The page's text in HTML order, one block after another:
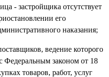
- застройщика отсутствует
его
наказания;
ведение которого
Федеральным законом от 18
товаров, работ, услуг